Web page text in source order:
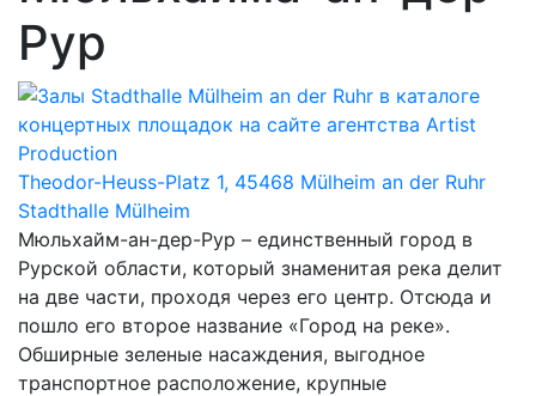
Рур
Theodor-Heuss-Platz 1, 45468 Mülheim an der Ruhr
Stadthalle Mülheim
Мюльхайм-ан-дер-Рур – единственный город в
Рурской области, который знаменитая река делит
на две части, проходя через его центр. Отсюда и
пошло его второе название «Город на реке».
Обширные зеленые насаждения, выгодное
транспортное расположение, крупные